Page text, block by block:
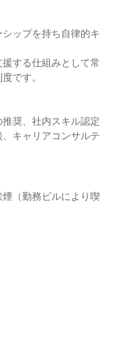
ップを持ち自律的キ
する仕組みとして常
です。
奨、社内スキル認定
キャリアコンサルテ
（勤務ビルにより喫